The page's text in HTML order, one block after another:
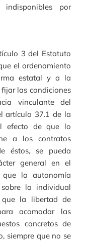
indisponibles por
3 del Estatuto
el ordenamiento
estatal y a la
las condiciones
vinculante del
artículo 37.1 de la
efecto de que lo
a los contratos
éstos, se pueda
general en el
la autonomía
la individual
que la libertad de
acomodar las
concretos de
siempre que no se